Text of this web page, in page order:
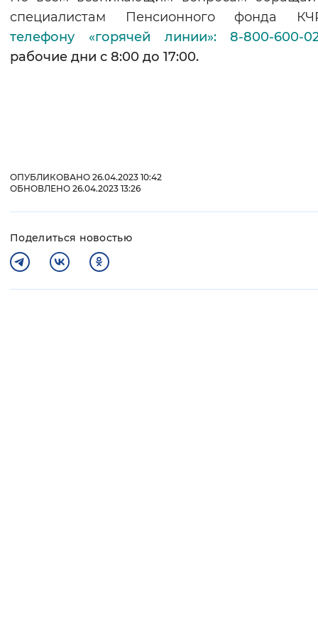
специалистам Пенсионного фонда
телефону «горячей линии»: 8-800-600-
рабочие дни с 8:00 до 17:00.
ОПУБЛИКОВАНО 26.04.2023 10:42
ОБНОВЛЕНО 26.04.2023 13:26
Поделиться новостью